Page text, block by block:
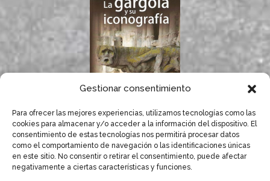
Gestionar consentimiento
Para ofrecer las mejores experiencias, utilizamos tecnologías como las
cookies para almacenar y/o acceder a la información del dispositivo. El
consentimiento de estas tecnologías nos permitirá procesar datos
como el comportamiento de navegación o las identificaciones únicas
en este sitio. No consentir o retirar el consentimiento, puede afectar
negativamente a ciertas características y funciones.
If you like gargoyles,
you will surely enjoy
Dolores Herrero’s
book.